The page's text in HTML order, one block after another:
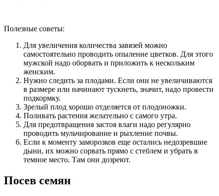
Полезные советы:
Для увеличения количества завязей можно
самостоятельно проводить опыление цветков. Для этого
мужской надо оборвать и приложить к нескольким
женским.
Нужно следить за плодами. Если они не увеличиваются
в размере или начинают тускнеть, значит, надо провести
подкормку.
Зрелый плод хорошо отделяется от плодоножки.
Поливать растения желательно с самого утра.
Для предотвращения застоя влаги надо регулярно
проводить мульчирование и рыхление почвы.
Если к моменту заморозков еще остались недозревшие
дыни, их можно сорвать прямо с стеблем и убрать в
темное место. Там они дозреют.
Посев семян